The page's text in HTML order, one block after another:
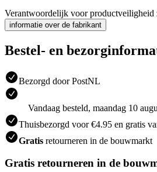
Verantwoordelijk voor productveiligheid
informatie over de fabrikant
Bestel- en
Bezorgd door PostNL
Vandaag besteld, maandag 10
Thuisbezorgd voor €4.95 en gratis
Gratis retourneren in de bouwmarkt
Gratis retourneren in de